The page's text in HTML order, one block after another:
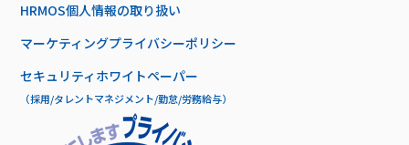
HRMOS個人情報の取り扱い
マーケティングプライバシーポリシー
セキュリティホワイトペーパー
（採用/タレントマネジメント/勤怠/労務給与）